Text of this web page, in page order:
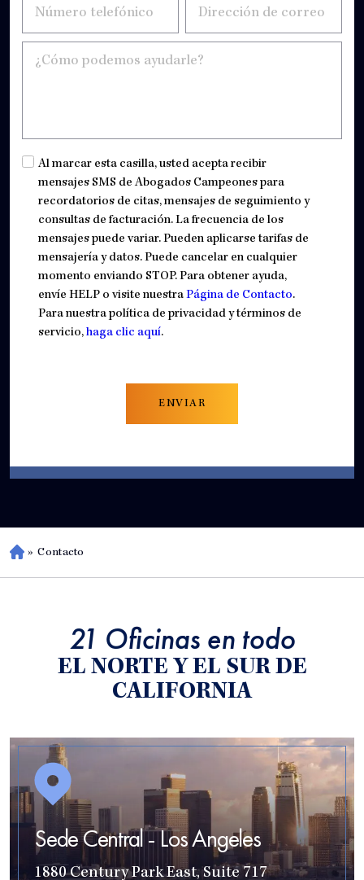
telefónico de correo
electrónico
¿Cómo
podemos
ayudarle?
*
CAPTCHA
Untitled *
Al marcar esta casilla, usted acepta recibir
mensajes SMS de Abogados Campeones para
recordatorios de citas, mensajes de seguimiento y
consultas de facturación. La frecuencia de los
mensajes puede variar. Pueden aplicarse tarifas de
mensajería y datos. Puede cancelar en cualquier
momento enviando STOP. Para obtener ayuda,
envíe HELP o visite nuestraPágina de Contacto.
Para nuestra política de privacidad y términos de
servicio,haga clic aquí.
H
» Contacto
21 Oficinas en todo
EL NORTE Y EL SUR DE
CALIFORNIA
Sede Central - Los Angeles
1880 Century Park East, Suite 717